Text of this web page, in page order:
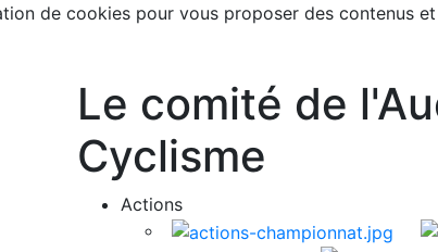
de cookies pour vous proposer des contenus
Le comité de
Cyclisme
Actions